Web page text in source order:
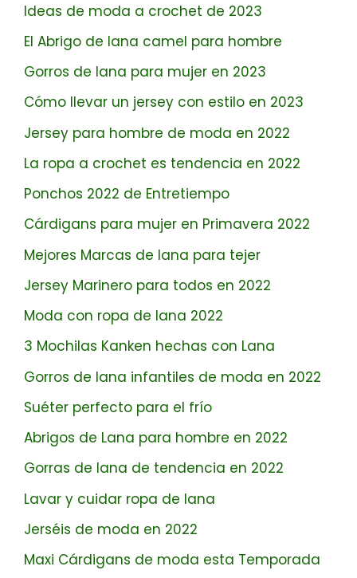
Ideas de moda a crochet de 2023
El Abrigo de lana camel para hombre
Gorros de lana para mujer en 2023
Cómo llevar un jersey con estilo en 2023
Jersey para hombre de moda en 2022
La ropa a crochet es tendencia en 2022
Ponchos 2022 de Entretiempo
Cárdigans para mujer en Primavera 2022
Mejores Marcas de lana para tejer
Jersey Marinero para todos en 2022
Moda con ropa de lana 2022
3 Mochilas Kanken hechas con Lana
Gorros de lana infantiles de moda en 2022
Suéter perfecto para el frío
Abrigos de Lana para hombre en 2022
Gorras de lana de tendencia en 2022
Lavar y cuidar ropa de lana
Jerséis de moda en 2022
Maxi Cárdigans de moda esta Temporada